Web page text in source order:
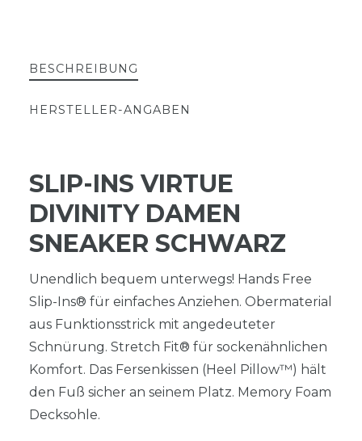
BESCHREIBUNG
HERSTELLER-ANGABEN
SLIP-INS VIRTUE
DIVINITY DAMEN
SNEAKER SCHWARZ
Unendlich bequem unterwegs! Hands Free
Slip-Ins® für einfaches Anziehen. Obermaterial
aus Funktionsstrick mit angedeuteter
Schnürung. Stretch Fit® für sockenähnlichen
Komfort. Das Fersenkissen (Heel Pillow™) hält
den Fuß sicher an seinem Platz. Memory Foam
Decksohle.